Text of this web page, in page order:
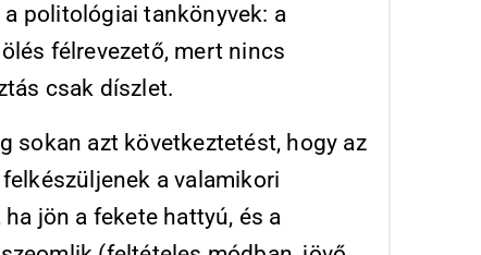
politológiai tankönyvek: a
félrevezető, mert nincs
csak díszlet.
sokan azt következtetést, hogy az
a valamikori
jön a fekete hattyú, és a